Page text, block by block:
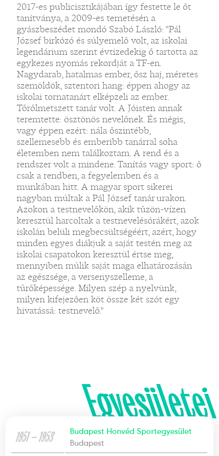
2017-es publicisztikájában így festette le őt
tanítványa, a 2009-es temetésén a
gyászbeszédet mondó Szabó László: "Pál
József birkózó és súlyemelő volt, az iskolai
legendárium szerint évtizedekig ő tartotta az
egykezes nyomás rekordját a TF-en.
Nagydarab, hatalmas ember, ősz haj, méretes
szemöldök, sztentori hang: éppen ahogy az
iskolai tornatanárt elképzeli az ember.
Tőrőlmetszett tanár volt. A Jóisten annak
teremtette: ösztönös nevelőnek. És mégis,
vagy éppen ezért: nála őszintébb,
szellemesebb és emberibb tanárral soha
életemben nem találkoztam. A rend és a
rendszer volt a mindene. Tanítás vagy sport: ő
csak a rendben, a fegyelemben és a
munkában hitt. A magyar sport sikerei
nagyban múltak a Pál József tanár urakon.
Azokon a testnevelőkön, akik tűzön-vízen
keresztül harcoltak a testnevelésórákért, azok
iskolán belüli megbecsültségéért, azért, hogy
minden egyes diákjuk a saját testén meg az
iskolai csapatokon keresztül értse meg,
mennyiben múlik saját maga elhatározásán
az egészsége, a versenyszelleme, a
tűrőképessége. Milyen szép a nyelvünk,
milyen kifejezően köt össze két szót egy
hivatássá: testnevelő."
Egyesületei
1951 — 1953
Budapest Honvéd Sportegyesület
Budapest